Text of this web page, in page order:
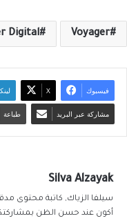
Voyager
Digital
فيسبوك ‫X
مشاركة عبر البريد طباعة
Silva Alzayak
أكون عند حسن الظن